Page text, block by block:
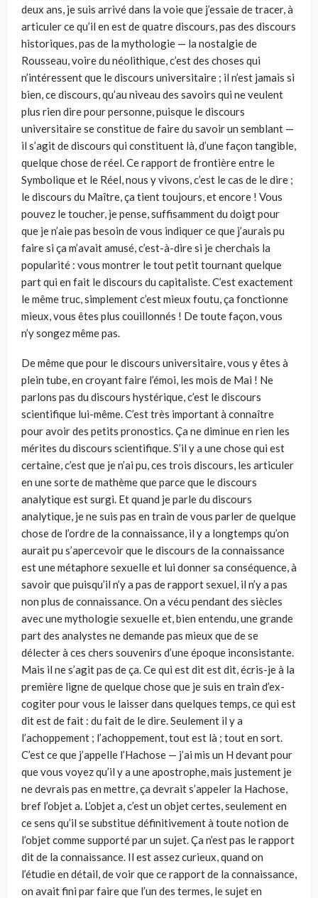
deux ans, je suis arrivé dans la voie que j’essaie de tracer, à
articuler ce qu’il en est de quatre discours, pas des discours
historiques, pas de la mythologie — la nostalgie de
Rousseau, voire du néolithique, c’est des choses qui
n’intéressent que le discours universitaire ; il n’est jamais si
bien, ce discours, qu’au niveau des savoirs qui ne veulent
plus rien dire pour personne, puisque le discours
universitaire se constitue de faire du savoir un semblant —
il s’agit de discours qui constituent là, d’une façon tangible,
quelque chose de réel. Ce rapport de frontière entre le
Symbolique et le Réel, nous y vivons, c’est le cas de le dire ;
le discours du Maître, ça tient toujours, et encore ! Vous
pouvez le toucher, je pense, suffisamment du doigt pour
que je n’aie pas besoin de vous indiquer ce que j’aurais pu
faire si ça m’avait amusé, c’est-à-dire si je cherchais la
popularité : vous montrer le tout petit tournant quelque
part qui en fait le discours du capitaliste. C’est exactement
le même truc, simplement c’est mieux foutu, ça fonctionne
mieux, vous êtes plus couillonnés ! De toute façon, vous
n’y songez même pas.
De même que pour le discours universitaire, vous y êtes à
plein tube, en croyant faire l’émoi, les mois de Mai ! Ne
parlons pas du discours hystérique, c’est le discours
scientifique lui-même. C’est très important à connaître
pour avoir des petits pronostics. Ça ne diminue en rien les
mérites du discours scientifique. S’il y a une chose qui est
certaine, c’est que je n’ai pu, ces trois discours, les articuler
en une sorte de mathème que parce que le discours
analytique est surgi. Et quand je parle du discours
analytique, je ne suis pas en train de vous parler de quelque
chose de l’ordre de la connaissance, il y a longtemps qu’on
aurait pu s’apercevoir que le discours de la connaissance
est une métaphore sexuelle et lui donner sa conséquence, à
savoir que puisqu’il n’y a pas de rapport sexuel, il n’y a pas
non plus de connaissance. On a vécu pendant des siècles
avec une mythologie sexuelle et, bien entendu, une grande
part des analystes ne demande pas mieux que de se
délecter à ces chers souvenirs d’une époque inconsistante.
Mais il ne s’agit pas de ça. Ce qui est dit est dit, écris-je à la
première ligne de quelque chose que je suis en train d’ex-
cogiter pour vous le laisser dans quelques temps, ce qui est
dit est de fait : du fait de le dire. Seulement il y a
l’achoppement ; l’achoppement, tout est là ; tout en sort.
C’est ce que j’appelle l’Hachose — j’ai mis un H devant pour
que vous voyez qu’il y a une apostrophe, mais justement je
ne devrais pas en mettre, ça devrait s’appeler la Hachose,
bref l’objet a. L’objet a, c’est un objet certes, seulement en
ce sens qu’il se substitue définitivement à toute notion de
l’objet comme supporté par un sujet. Ça n’est pas le rapport
dit de la connaissance. Il est assez curieux, quand on
l’étudie en détail, de voir que ce rapport de la connaissance,
on avait fini par faire que l’un des termes, le sujet en